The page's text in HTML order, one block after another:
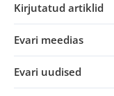
Kirjutatud artiklid
Evari meedias
Evari uudised